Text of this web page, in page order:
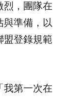
烈，團隊在
與準備，以
盟登錄規範
我第一次在